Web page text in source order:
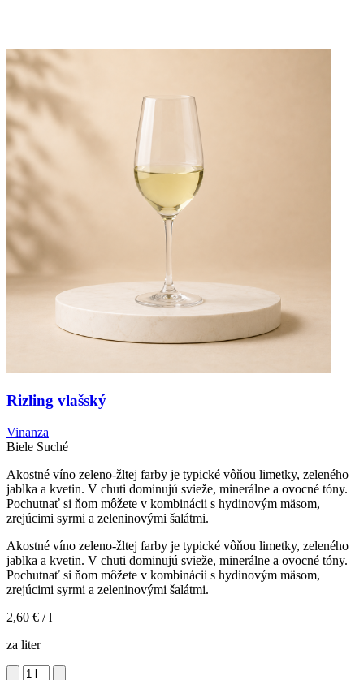
Rizling vlašský
Vinanza
Biele Suché
Akostné víno zeleno-žltej farby je typické vôňou limetky, zeleného
jablka a kvetin. V chuti dominujú svieže, minerálne a ovocné tóny.
Pochutnať si ňom môžete v kombinácii s hydinovým mäsom,
zrejúcimi syrmi a zeleninovými šalátmi.
Akostné víno zeleno-žltej farby je typické vôňou limetky, zeleného
jablka a kvetin. V chuti dominujú svieže, minerálne a ovocné tóny.
Pochutnať si ňom môžete v kombinácii s hydinovým mäsom,
zrejúcimi syrmi a zeleninovými šalátmi.
2,60 € / l
za liter